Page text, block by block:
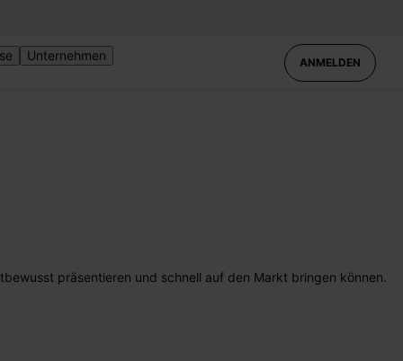
Unternehmen ANMELDEN
präsentieren und schnell auf den Markt bringen können.